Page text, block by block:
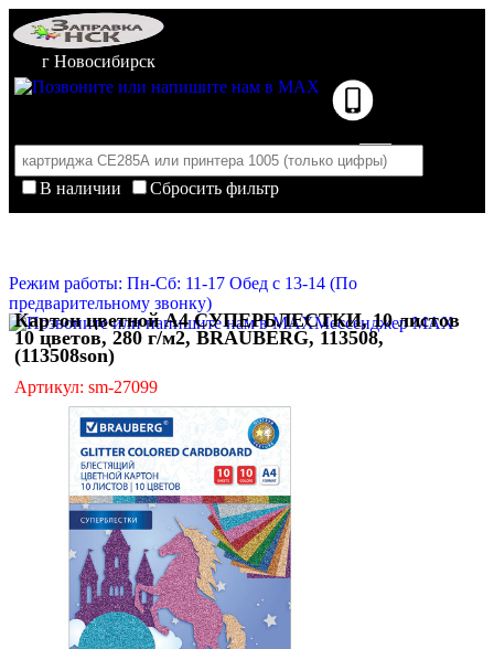
г Новосибирск
В наличии
Сбросить фильтр
Корзина пуста
Режим работы: Пн-Сб: 11-17 Обед с 13-14 (По
предварительному звонку)
Мессенджер MAX
Картон цветной А4 СУПЕРБЛЕСТКИ, 10 листов
10 цветов, 280 г/м2, BRAUBERG, 113508,
(113508son)
Артикул: sm-27099